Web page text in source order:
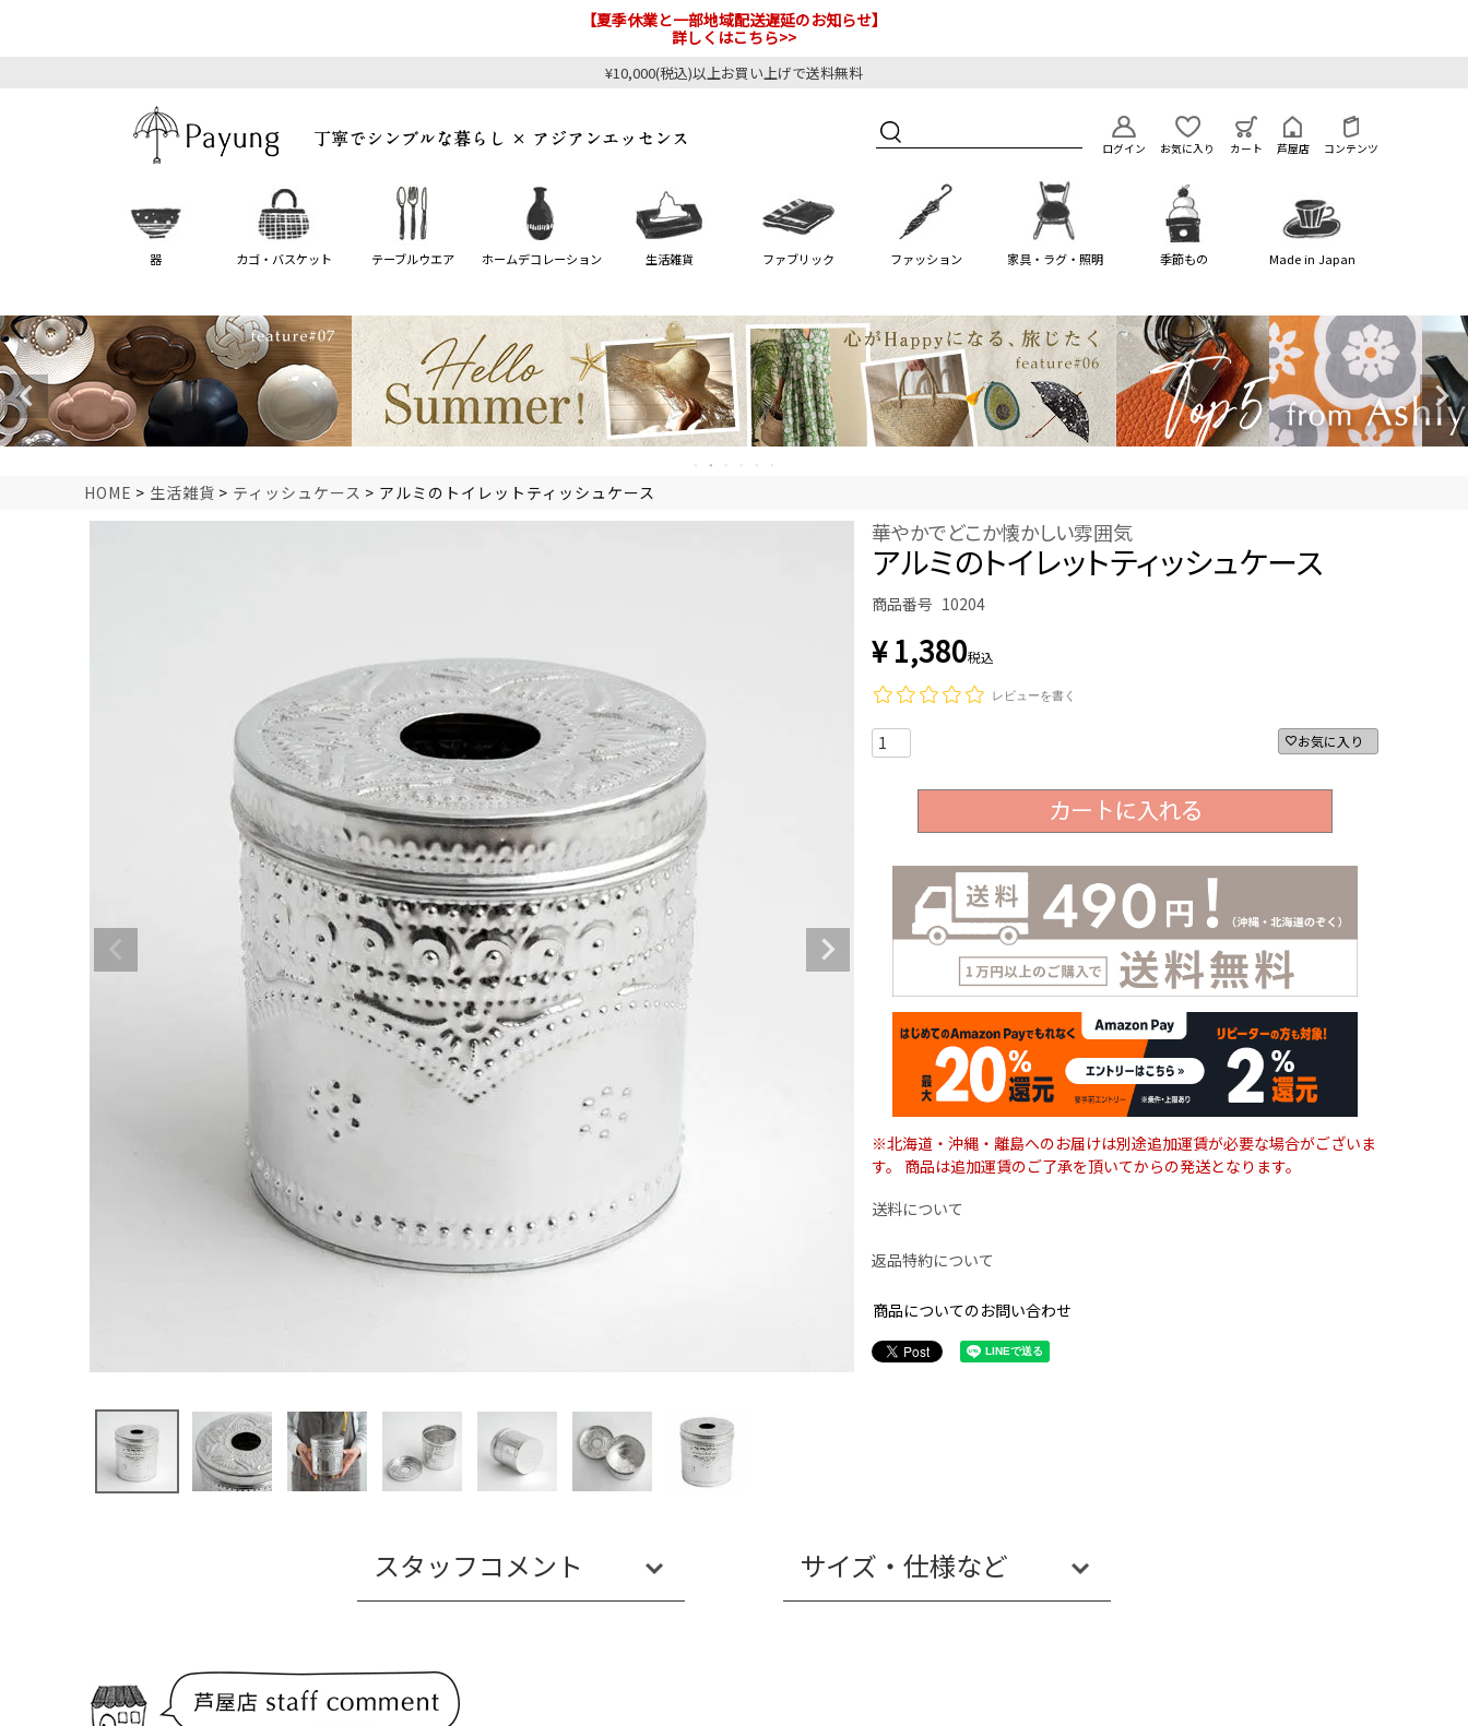
【夏季休業と一部地域配送遅延のお知らせ】
詳しくはこちら>>
¥10,000(税込)以上お買い上げで送料無料
ログイン お気に入り カート 芦屋店 コンテンツ
器 カゴ・バスケット テーブルウエア ホームデコレーション 生活雑貨 ファブリック ファッション 家具・ラグ・照明 季節もの Made in Japan
HOME 生活雑貨 ティッシュケース アルミのトイレットティッシュケース
華やかでどこか懐かしい雰囲気
アルミのトイレットティッシュケース
商品番号 10204
¥1,380税込
レビューを書く
お気に入り
※北海道・沖縄・離島へのお届けは別途追加運賃が必要な場合がございま
す。 商品は追加運賃のご了承を頂いてからの発送となります。
送料について
返品特約について
商品についてのお問い合わせ
スタッフコメント サイズ・仕様など